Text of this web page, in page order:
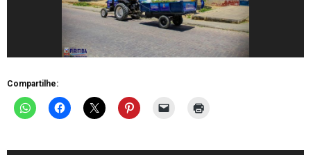
Compartilhe: